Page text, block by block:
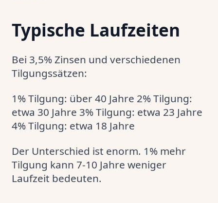
Typische Laufzeiten
Bei 3,5% Zinsen und verschiedenen
Tilgungssätzen:
1% Tilgung: über 40 Jahre 2% Tilgung:
etwa 30 Jahre 3% Tilgung: etwa 23 Jahre
4% Tilgung: etwa 18 Jahre
Der Unterschied ist enorm. 1% mehr
Tilgung kann 7-10 Jahre weniger
Laufzeit bedeuten.